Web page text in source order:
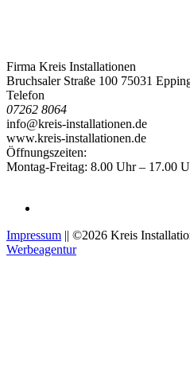
Firma Kreis Installationen
Bruchsaler Straße 100 75031
Telefon
07262 8064
info@kreis-installationen.de
www.kreis-installationen.de
Öffnungszeiten:
Montag-Freitag: 8.00 Uhr – 17.00
Impressum || ©2026 Kreis
Werbeagentur